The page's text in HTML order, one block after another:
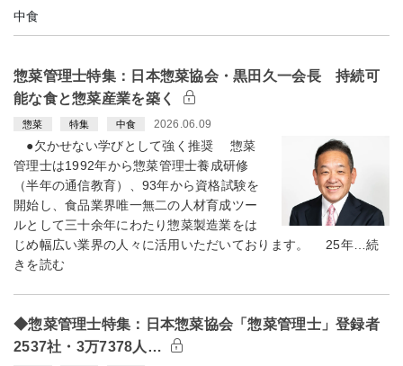
中食
惣菜管理士特集：日本惣菜協会・黒田久一会長 持続可
能な食と惣菜産業を築く
惣菜 特集 中食 2026.06.09
●欠かせない学びとして強く推奨 惣菜
管理士は1992年から惣菜管理士養成研修
（半年の通信教育）、93年から資格試験を
開始し、食品業界唯一無二の人材育成ツー
ルとして三十余年にわたり惣菜製造業をは
じめ幅広い業界の人々に活用いただいております。 25年…続
きを読む
◆惣菜管理士特集：日本惣菜協会「惣菜管理士」登録者
2537社・3万7378人…